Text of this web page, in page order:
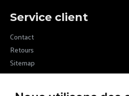
Service client
Contact
Retours
Sitemap
Newsletter